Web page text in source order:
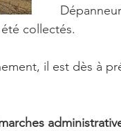
collectés.
il est dès à